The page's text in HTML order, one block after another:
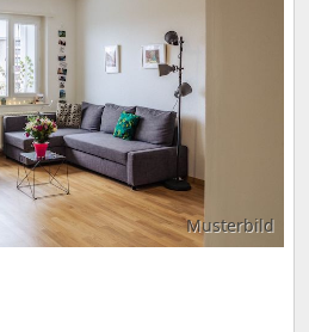
Musterbild